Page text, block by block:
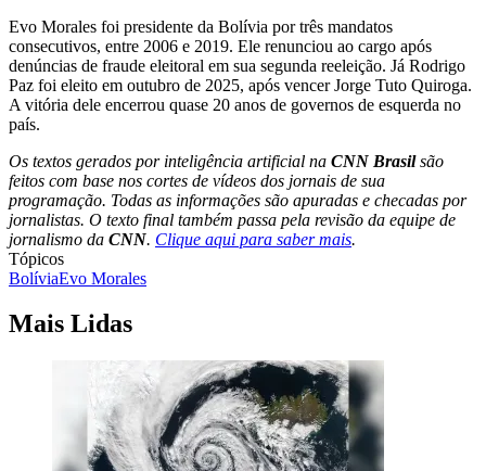
Evo Morales foi presidente da Bolívia por três mandatos
consecutivos, entre 2006 e 2019. Ele renunciou ao cargo após
denúncias de fraude eleitoral em sua segunda reeleição. Já Rodrigo
Paz foi eleito em outubro de 2025, após vencer Jorge Tuto Quiroga.
A vitória dele encerrou quase 20 anos de governos de esquerda no
país.
Os textos gerados por inteligência artificial na CNN Brasilsão
feitos com base nos cortes de vídeos dos jornais de sua
programação. Todas as informações são apuradas e checadas por
jornalistas. O texto final também passa pela revisão da equipe de
jornalismo da CNN. Clique aqui para saber mais.
Tópicos
BolíviaEvo Morales
Mais Lidas